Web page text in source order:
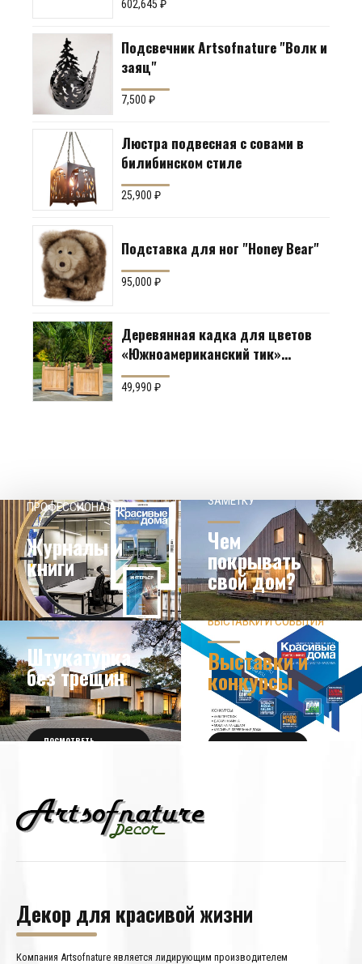
террасы)
602,645₽
Подсвечник Artsofnature "Волк и
заяц"
7,500₽
Люстра подвесная с совами в
билибинском стиле
25,900₽
Подставка для ног "Honey Bear"
95,000₽
Деревянная кадка для цветов
«Южноамериканский тик»
Производство: Англия
49,990₽
ПРОФЕССИОНАЛОВ
Журналы и
книги
НОВОСТИ ИЗ МИРА
ДИЗАЙНА
ЗАМЕТКУ
Чем
покрывать
свой дом?
УЗНАТЬ БОЛЬШЕ
ЗНАЕТЕ ЛИ ВЫ?
Штукатурка
без трещин
ПОСМОТРЕТЬ
ВЫСТАВКИ И СОБЫТИЯ
Выставки и
конкурсы
ПОЛУЧИТЬ БИЛЕТ
Декор для красивой жизни
Компания Artsofnature является лидирующим производителем